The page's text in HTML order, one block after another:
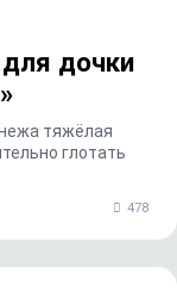
для дочки
тяжёлая
глотать
478